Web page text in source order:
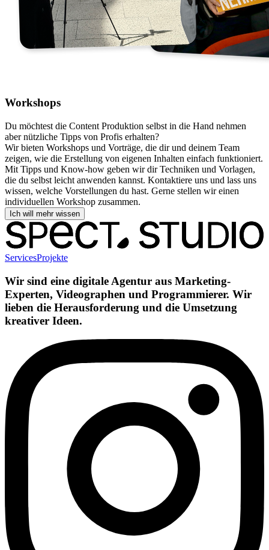
Workshops
Du möchtest die Content Produktion selbst in die Hand nehmen
aber nützliche Tipps von Profis erhalten?
Wir bieten Workshops und Vorträge, die dir und deinem Team
zeigen, wie die Erstellung von eigenen Inhalten einfach funktioniert.
Mit Tipps und Know-how geben wir dir Techniken und Vorlagen,
die du selbst leicht anwenden kannst. Kontaktiere uns und lass uns
wissen, welche Vorstellungen du hast. Gerne stellen wir einen
individuellen Workshop zusammen.
Ich will mehr wissen
ServicesProjekte
Wir sind eine digitale Agentur aus Marketing-
Experten, Videographen und Programmierer. Wir
lieben die Herausforderung und die Umsetzung
kreativer Ideen.